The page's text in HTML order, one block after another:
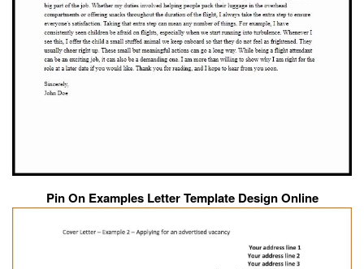
Pin On Examples Letter Template Design Online